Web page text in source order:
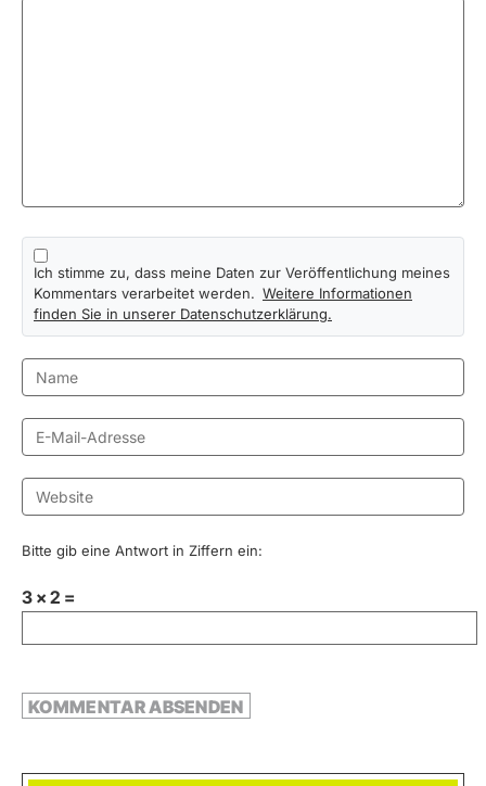
Ich stimme zu, dass meine Daten zur Veröffentlichung meines
Kommentars verarbeitet werden. Weitere Informationen
finden Sie in unserer Datenschutzerklärung.
Bitte gib eine Antwort in Ziffern ein:
3 × 2 =